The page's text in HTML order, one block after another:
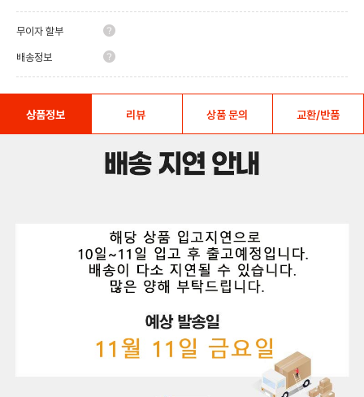
무이자 할부
배송정보
상품정보 리뷰 상품 문의 교환/반품